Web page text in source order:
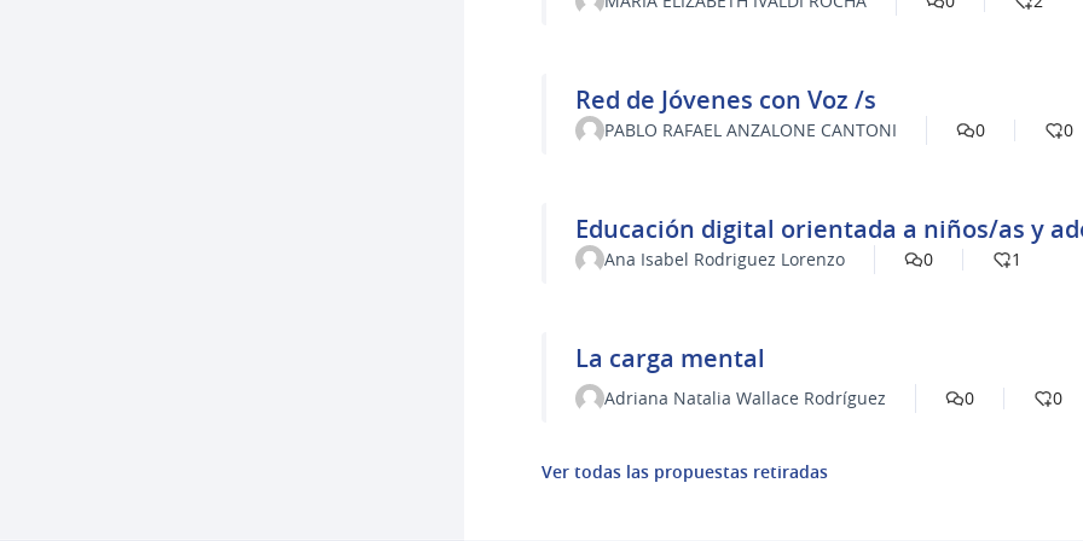
Red de Jóvenes con Voz /s
PABLO RAFAEL ANZALONE CANTONI 0 0
Educación digital orientada a niños/as y
Ana Isabel Rodriguez Lorenzo 0 1
La carga mental
Adriana Natalia Wallace Rodríguez 0 0
Ver todas las propuestas retiradas